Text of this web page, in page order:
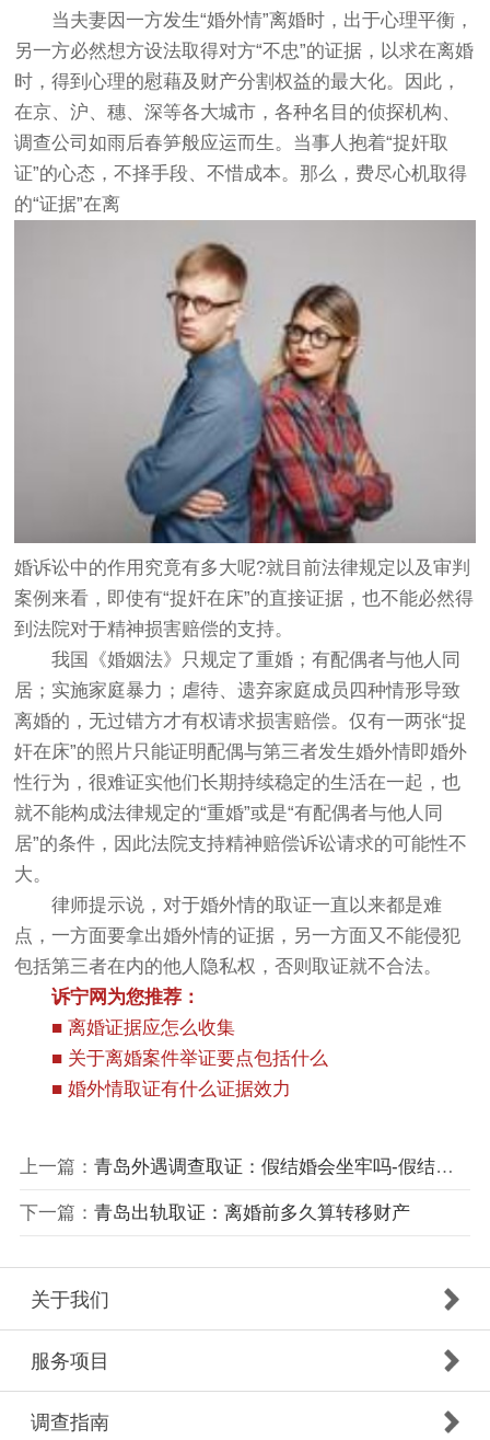
当夫妻因一方发生“婚外情”离婚时，出于心理平衡，
另一方必然想方设法取得对方“不忠”的证据，以求在离婚
时，得到心理的慰藉及财产分割权益的最大化。因此，
在京、沪、穗、深等各大城市，各种名目的侦探机构、
调查公司如雨后春笋般应运而生。当事人抱着“捉奸取
证”的心态，不择手段、不惜成本。那么，费尽心机取得
的“证据”在离
婚诉讼中的作用究竟有多大呢?就目前法律规定以及审判
案例来看，即使有“捉奸在床”的直接证据，也不能必然得
到法院对于精神损害赔偿的支持。
我国《婚姻法》只规定了重婚；有配偶者与他人同
居；实施家庭暴力；虐待、遗弃家庭成员四种情形导致
离婚的，无过错方才有权请求损害赔偿。仅有一两张“捉
奸在床”的照片只能证明配偶与第三者发生婚外情即婚外
性行为，很难证实他们长期持续稳定的生活在一起，也
就不能构成法律规定的“重婚”或是“有配偶者与他人同
居”的条件，因此法院支持精神赔偿诉讼请求的可能性不
大。
律师提示说，对于婚外情的取证一直以来都是难
点，一方面要拿出婚外情的证据，另一方面又不能侵犯
包括第三者在内的他人隐私权，否则取证就不合法。
诉宁网为您推荐：
■离婚证据应怎么收集
■ 关于离婚案件举证要点包括什么
■婚外情取证有什么证据效力
上一篇： 青岛外遇调查取证：假结婚会坐牢吗-假结婚要承担什么法律后果
下一篇： 青岛出轨取证：离婚前多久算转移财产
关于我们
服务项目
调查指南